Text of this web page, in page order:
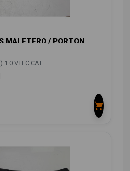
MALETERO / PORTON
1.0 VTEC CAT